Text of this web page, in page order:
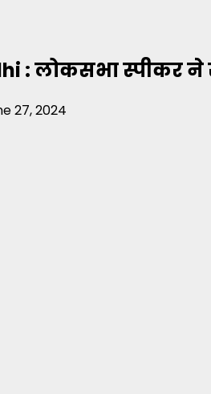
: लोकसभा स्पीकर ने
27, 2024